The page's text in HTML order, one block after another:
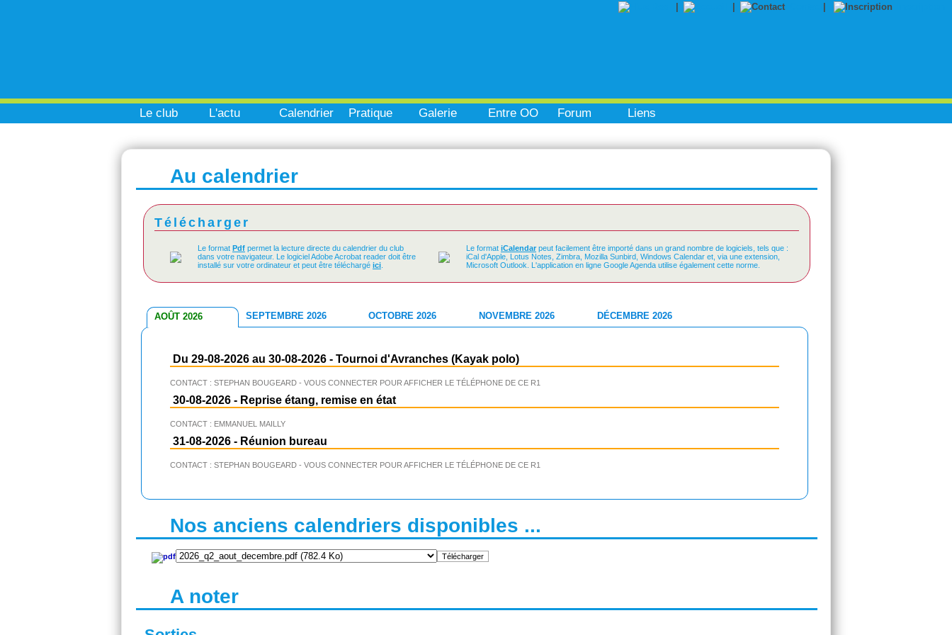
Le club L'actu Calendrier Pratique Galerie Entre OO Forum Liens
Au calendrier
Télécharger
Le format Pdf permet la lecture directe du calendrier du club
dans votre navigateur. Le logiciel Adobe Acrobat reader doit être
installé sur votre ordinateur et peut être téléchargé ici
Le format iCalendar peut facilement être importé dans un grand nombre de logiciels, tels que :
iCal d'Apple, Lotus Notes, Zimbra, Mozilla Sunbird, Windows Calendar et, via une extension,
Microsoft Outlook. L'application en ligne Google Agenda utilise également cette norme.
AOÛT 2026 SEPTEMBRE 2026 OCTOBRE 2026 NOVEMBRE 2026 DÉCEMBRE 2026
Du 29-08-2026 au 30-08-2026 - Tournoi d'Avranches (Kayak polo)
CONTACT : STEPHAN BOUGEARD - VOUS CONNECTER POUR AFFICHER LE TÉLÉPHONE DE CE R1
30-08-2026 - Reprise étang, remise en état
CONTACT : EMMANUEL MAILLY
31-08-2026 - Réunion bureau
CONTACT : STEPHAN BOUGEARD - VOUS CONNECTER POUR AFFICHER LE TÉLÉPHONE DE CE R1
Nos anciens calendriers disponibles ...
A noter